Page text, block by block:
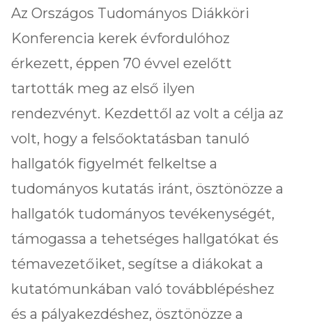
Az Országos Tudományos Diákköri
Konferencia kerek évfordulóhoz
érkezett, éppen 70 évvel ezelőtt
tartották meg az első ilyen
rendezvényt. Kezdettől az volt a célja az
volt, hogy a felsőoktatásban tanuló
hallgatók figyelmét felkeltse a
tudományos kutatás iránt, ösztönözze a
hallgatók tudományos tevékenységét,
támogassa a tehetséges hallgatókat és
témavezetőiket, segítse a diákokat a
kutatómunkában való továbblépéshez
és a pályakezdéshez, ösztönözze a